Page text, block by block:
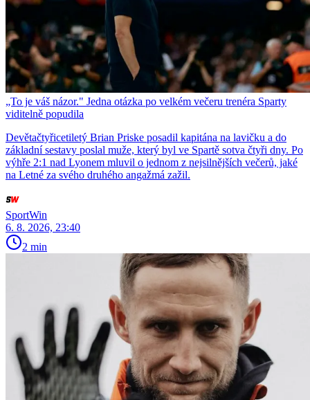
„To je váš názor." Jedna otázka po velkém večeru trenéra Sparty
viditelně popudila
Devětačtyřicetiletý Brian Priske posadil kapitána na lavičku a do
základní sestavy poslal muže, který byl ve Spartě sotva čtyři dny. Po
výhře 2:1 nad Lyonem mluvil o jednom z nejsilnějších večerů, jaké
na Letné za svého druhého angažmá zažil.
SportWin
6. 8. 2026, 23:40
2 min